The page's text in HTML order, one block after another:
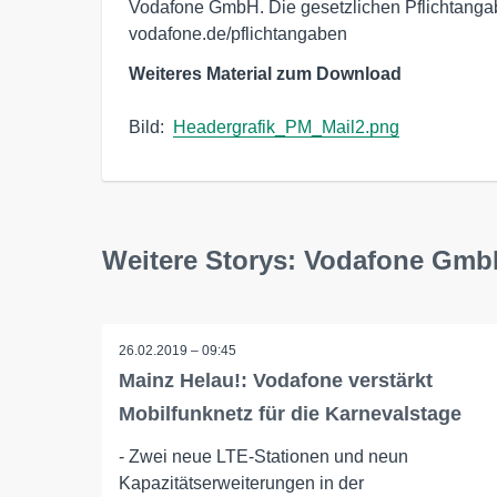
Vodafone GmbH. Die gesetzlichen
vodafone.de/pflichtangaben
Weiteres Material zum Download
Bild: Headergrafik_PM_Mail2.png
Weitere Storys: Vodafone
26.02.2019 – 09:45
Mainz Helau!: Vodafone verstärkt
Mobilfunknetz für die Karnevalstage
- Zwei neue LTE-Stationen und neun
Kapazitätserweiterungen in der